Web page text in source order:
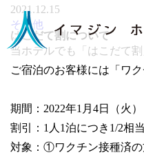
2021.12.15
その他
はこだて割について
当ホテルでも「はこだて
ご宿泊のお客様には「ワ
期間：2022年1月4日（火
割引：1人1泊につき1/2相
対象：①ワクチン接種済の